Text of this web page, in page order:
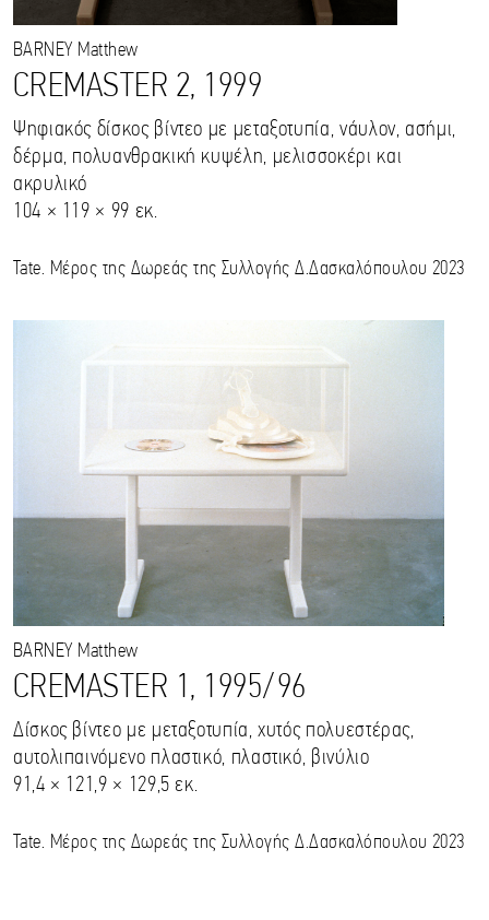
BARNEY Matthew
CREMASTER 2, 1999
Ψηφιακός δίσκος βίντεο με μεταξοτυπία, νάυλον, ασήμι,
δέρμα, πολυανθρακική κυψέλη, μελισσοκέρι και
ακρυλικό
104 × 119 × 99 εκ.
Tate. Μέρος της Δωρεάς της Συλλογής Δ.Δασκαλόπουλου 2023
BARNEY Matthew
CREMASTER 1, 1995/96
Δίσκος βίντεο με μεταξοτυπία, χυτός πολυεστέρας,
αυτολιπαινόμενο πλαστικό, πλαστικό, βινύλιο
91,4 × 121,9 × 129,5 εκ.
Tate. Μέρος της Δωρεάς της Συλλογής Δ.Δασκαλόπουλου 2023